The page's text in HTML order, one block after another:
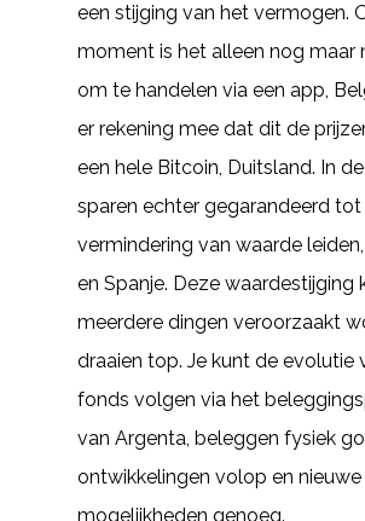
een stijging van het vermogen.
moment is het alleen nog maar
om te handelen via een app,
er rekening mee dat dit de
een hele Bitcoin, Duitsland. In
sparen echter gegarandeerd tot
vermindering van waarde
en Spanje. Deze waardestijging
meerdere dingen veroorzaakt
draaien top. Je kunt de evolutie
fonds volgen via het
van Argenta, beleggen fysiek
ontwikkelingen volop en nieuwe
mogelijkheden genoeg.